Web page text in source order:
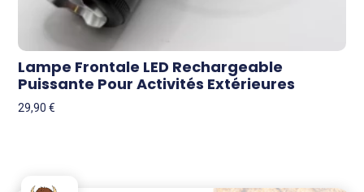
Lampe Frontale LED Rechargeable
Puissante Pour Activités Extérieures
29,90€